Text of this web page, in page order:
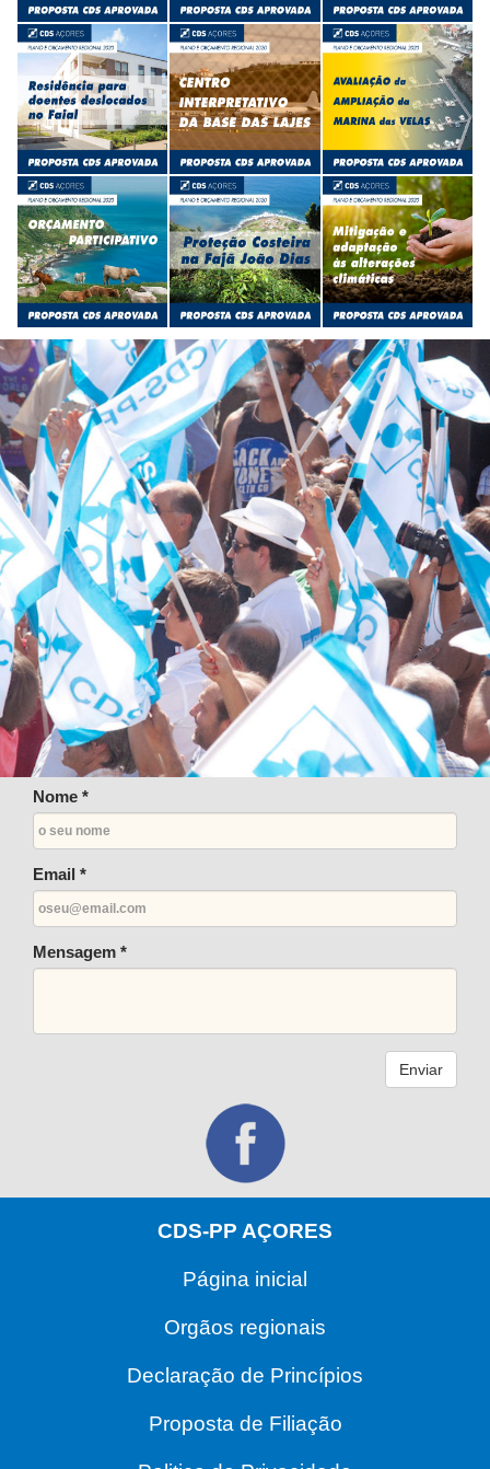
Nome *
Email *
Mensagem *
Enviar
CDS-PP AÇORES
Página inicial
Orgãos regionais
Declaração de Princípios
Proposta de Filiação